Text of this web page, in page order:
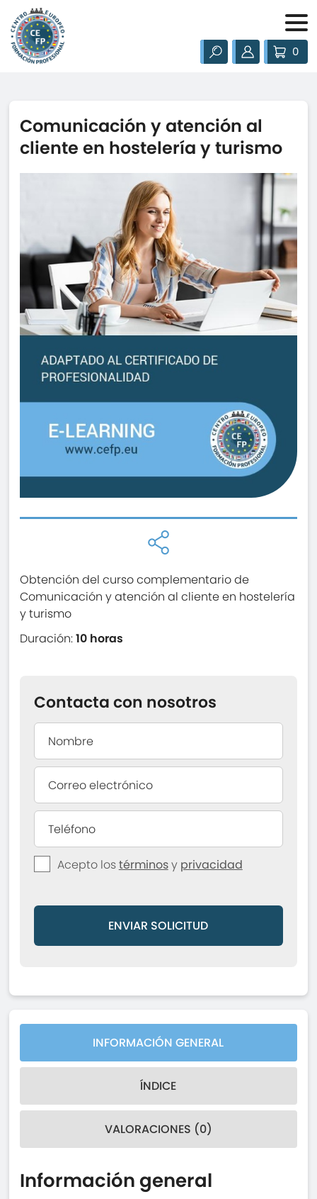
0
Comunicación y atención al
cliente en hostelería y turismo
Obtención del curso complementario de
Comunicación y atención al cliente en hostelería
y turismo
Duración:10 horas
Contacta con nosotros
Acepto lostérminosy privacidad
ENVIAR SOLICITUD
INFORMACIÓN GENERAL
ÍNDICE
VALORACIONES (0)
Información general